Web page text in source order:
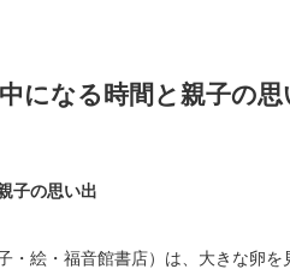
になる時間と親子の思
子の思い出
・絵・福音館書店）は、大きな卵を